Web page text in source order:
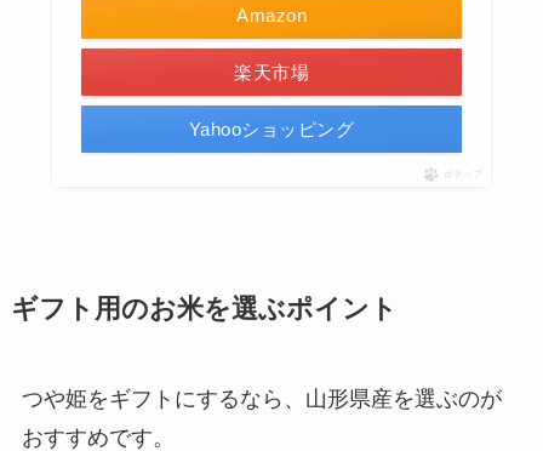
Amazon
楽天市場
Yahooショッピング
ポチップ
ギフト用のお米を選ぶポイント
つや姫をギフトにするなら、山形県産を選ぶのが
おすすめです。